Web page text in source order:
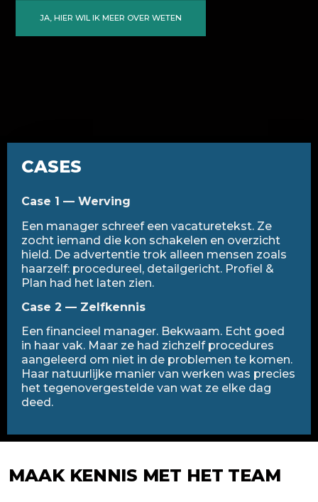
JA, HIER WIL IK MEER OVER WETEN
CASES
Case 1 — Werving
Een manager schreef een vacaturetekst. Ze
zocht iemand die kon schakelen en overzicht
hield. De advertentie trok alleen mensen zoals
haarzelf: procedureel, detailgericht. Profiel &
Plan had het laten zien.
Case 2 — Zelfkennis
Een financieel manager. Bekwaam. Echt goed
in haar vak. Maar ze had zichzelf procedures
aangeleerd om niet in de problemen te komen.
Haar natuurlijke manier van werken was precies
het tegenovergestelde van wat ze elke dag
deed.
MAAK KENNIS MET HET TEAM